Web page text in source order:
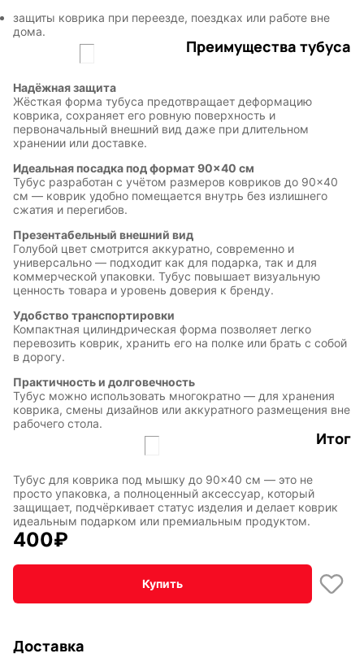
защиты коврика при переезде, поездках или работе вне
дома.
Преимущества тубуса
Надёжная защита
Жёсткая форма тубуса предотвращает деформацию
коврика, сохраняет его ровную поверхность и
первоначальный внешний вид даже при длительном
хранении или доставке.
Идеальная посадка под формат 90×40 см
Тубус разработан с учётом размеров ковриков до 90×40
см — коврик удобно помещается внутрь без излишнего
сжатия и перегибов.
Презентабельный внешний вид
Голубой цвет смотрится аккуратно, современно и
универсально — подходит как для подарка, так и для
коммерческой упаковки. Тубус повышает визуальную
ценность товара и уровень доверия к бренду.
Удобство транспортировки
Компактная цилиндрическая форма позволяет легко
перевозить коврик, хранить его на полке или брать с собой
в дорогу.
Практичность и долговечность
Тубус можно использовать многократно — для хранения
коврика, смены дизайнов или аккуратного размещения вне
рабочего стола.
Итог
Тубус для коврика под мышку до 90×40 см — это не
просто упаковка, а полноценный аксессуар, который
защищает, подчёркивает статус изделия и делает коврик
идеальным подарком или премиальным продуктом.
400₽
Купить
Доставка
Символы
Hot Wheels
Горячие